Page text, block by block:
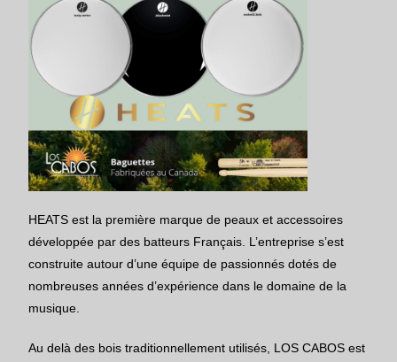
HEATS est la première marque de peaux et accessoires
développée par des batteurs Français. L’entreprise s’est
construite autour d’une équipe de passionnés dotés de
nombreuses années d’expérience dans le domaine de la
musique.
Au delà des bois traditionnellement utilisés, LOS CABOS est